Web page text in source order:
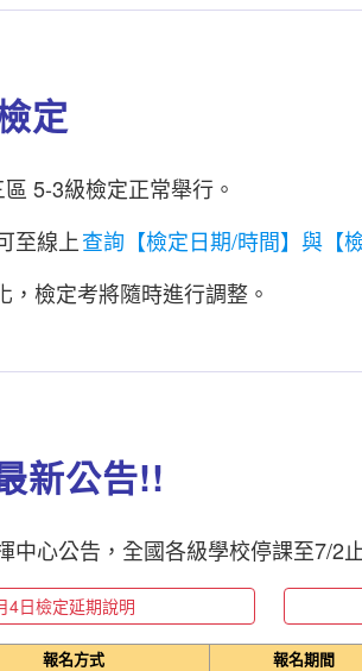
定
5-3級檢定正常舉行。
至線上查詢【檢定日期/時間】與【
，檢定考將隨時進行調整。
新公告!!
中心公告，全國各級學校停課至7/2
4日檢定延期說明
報名方式
報名期間